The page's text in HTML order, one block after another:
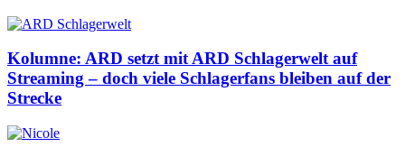
Kolumne: ARD setzt mit ARD Schlagerwelt auf
Streaming – doch viele Schlagerfans bleiben auf der
Strecke